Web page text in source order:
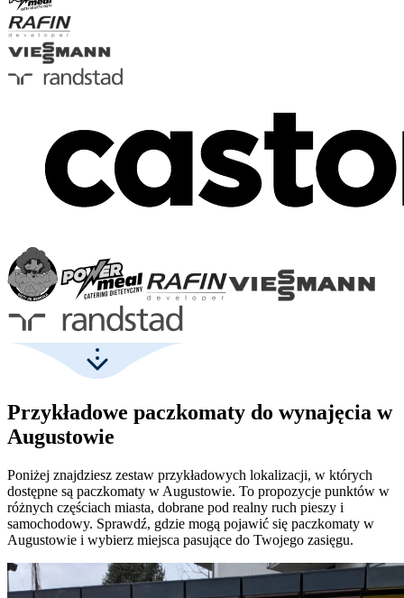
Przykładowe paczkomaty do wynajęcia w
Augustowie
Poniżej znajdziesz zestaw przykładowych lokalizacji, w których
dostępne są paczkomaty w Augustowie. To propozycje punktów w
różnych częściach miasta, dobrane pod realny ruch pieszy i
samochodowy. Sprawdź, gdzie mogą pojawić się paczkomaty w
Augustowie i wybierz miejsca pasujące do Twojego zasięgu.